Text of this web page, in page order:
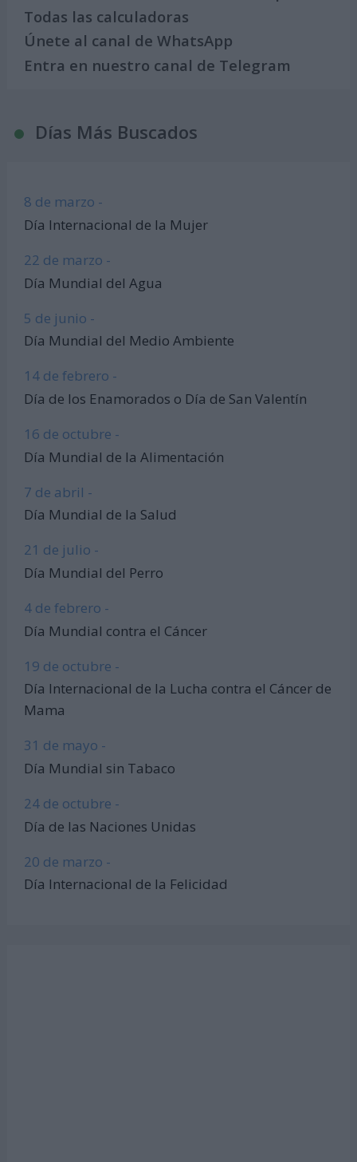
Todas las calculadoras
Únete al canal de WhatsApp
Entra en nuestro canal de Telegram
Días Más Buscados
8 de marzo -
Día Internacional de la Mujer
22 de marzo -
Día Mundial del Agua
5 de junio -
Día Mundial del Medio Ambiente
14 de febrero -
Día de los Enamorados o Día de San Valentín
16 de octubre -
Día Mundial de la Alimentación
7 de abril -
Día Mundial de la Salud
21 de julio -
Día Mundial del Perro
4 de febrero -
Día Mundial contra el Cáncer
19 de octubre -
Día Internacional de la Lucha contra el Cáncer de
Mama
31 de mayo -
Día Mundial sin Tabaco
24 de octubre -
Día de las Naciones Unidas
20 de marzo -
Día Internacional de la Felicidad